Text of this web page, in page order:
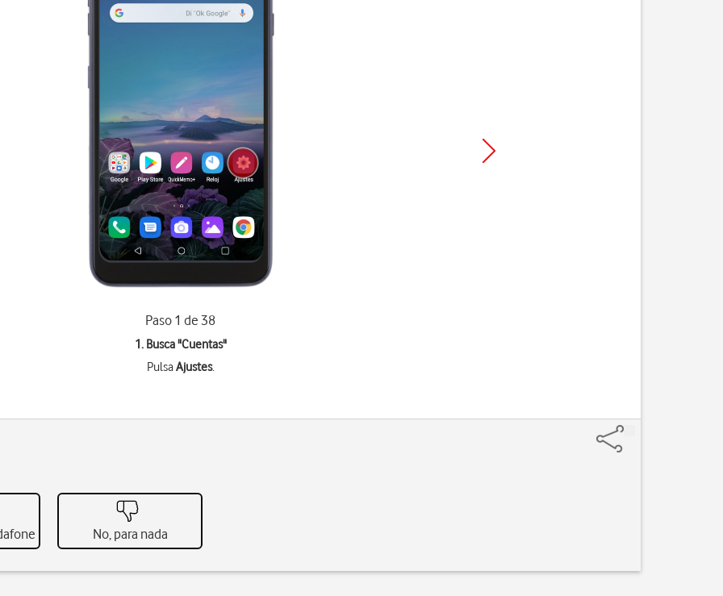
Paso 1 de 38
1. Busca "Cuentas"
PulsaAjustes.
No, para nada